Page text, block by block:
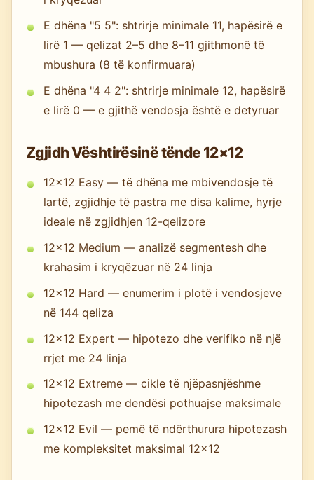
E dhëna "5 5": shtrirje minimale 11, hapësirë e
lirë 1 — qelizat 2–5 dhe 8–11 gjithmonë të
mbushura (8 të konfirmuara)
E dhëna "4 4 2": shtrirje minimale 12, hapësirë
e lirë 0 — e gjithë vendosja është e detyruar
Zgjidh Vështirësinë tënde 12×12
12×12 Easy — të dhëna me mbivendosje të
lartë, zgjidhje të pastra me disa kalime, hyrje
ideale në zgjidhjen 12-qelizore
12×12 Medium — analizë segmentesh dhe
krahasim i kryqëzuar në 24 linja
12×12 Hard — enumerim i plotë i vendosjeve
në 144 qeliza
12×12 Expert — hipotezo dhe verifiko në një
rrjet me 24 linja
12×12 Extreme — cikle të njëpasnjëshme
hipotezash me dendësi pothuajse maksimale
12×12 Evil — pemë të ndërthurura hipotezash
me kompleksitet maksimal 12×12